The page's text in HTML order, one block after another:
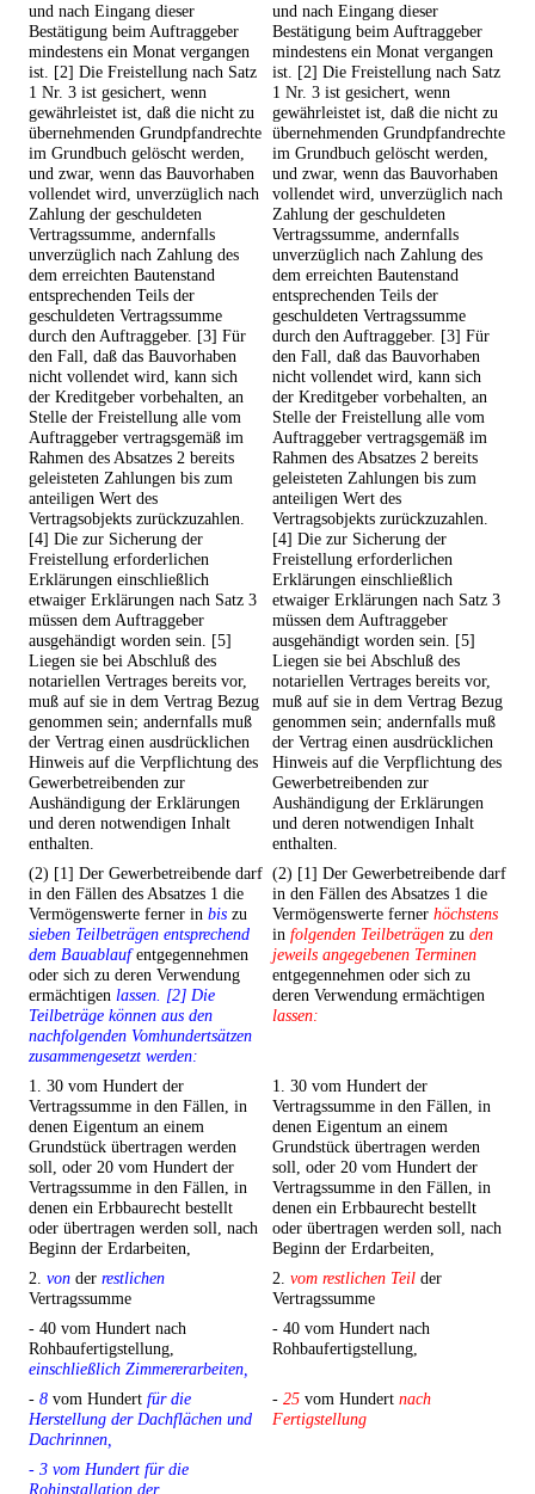
und nach Eingang dieser
Bestätigung beim Auftraggeber
mindestens ein Monat vergangen
ist. [2] Die Freistellung nach Satz
1 Nr. 3 ist gesichert, wenn
gewährleistet ist, daß die nicht zu
übernehmenden Grundpfandrechte
im Grundbuch gelöscht werden,
und zwar, wenn das Bauvorhaben
vollendet wird, unverzüglich nach
Zahlung der geschuldeten
Vertragssumme, andernfalls
unverzüglich nach Zahlung des
dem erreichten Bautenstand
entsprechenden Teils der
geschuldeten Vertragssumme
durch den Auftraggeber. [3] Für
den Fall, daß das Bauvorhaben
nicht vollendet wird, kann sich
der Kreditgeber vorbehalten, an
Stelle der Freistellung alle vom
Auftraggeber vertragsgemäß im
Rahmen des Absatzes 2 bereits
geleisteten Zahlungen bis zum
anteiligen Wert des
Vertragsobjekts zurückzuzahlen.
[4] Die zur Sicherung der
Freistellung erforderlichen
Erklärungen einschließlich
etwaiger Erklärungen nach Satz 3
müssen dem Auftraggeber
ausgehändigt worden sein. [5]
Liegen sie bei Abschluß des
notariellen Vertrages bereits vor,
muß auf sie in dem Vertrag Bezug
genommen sein; andernfalls muß
der Vertrag einen ausdrücklichen
Hinweis auf die Verpflichtung des
Gewerbetreibenden zur
Aushändigung der Erklärungen
und deren notwendigen Inhalt
enthalten.
und nach Eingang dieser
Bestätigung beim Auftraggeber
mindestens ein Monat vergangen
ist. [2] Die Freistellung nach Satz
1 Nr. 3 ist gesichert, wenn
gewährleistet ist, daß die nicht zu
übernehmenden Grundpfandrechte
im Grundbuch gelöscht werden,
und zwar, wenn das Bauvorhaben
vollendet wird, unverzüglich nach
Zahlung der geschuldeten
Vertragssumme, andernfalls
unverzüglich nach Zahlung des
dem erreichten Bautenstand
entsprechenden Teils der
geschuldeten Vertragssumme
durch den Auftraggeber. [3] Für
den Fall, daß das Bauvorhaben
nicht vollendet wird, kann sich
der Kreditgeber vorbehalten, an
Stelle der Freistellung alle vom
Auftraggeber vertragsgemäß im
Rahmen des Absatzes 2 bereits
geleisteten Zahlungen bis zum
anteiligen Wert des
Vertragsobjekts zurückzuzahlen.
[4] Die zur Sicherung der
Freistellung erforderlichen
Erklärungen einschließlich
etwaiger Erklärungen nach Satz 3
müssen dem Auftraggeber
ausgehändigt worden sein. [5]
Liegen sie bei Abschluß des
notariellen Vertrages bereits vor,
muß auf sie in dem Vertrag Bezug
genommen sein; andernfalls muß
der Vertrag einen ausdrücklichen
Hinweis auf die Verpflichtung des
Gewerbetreibenden zur
Aushändigung der Erklärungen
und deren notwendigen Inhalt
enthalten.
(2) [1] Der Gewerbetreibende darf
in den Fällen des Absatzes 1 die
Vermögenswerte ferner in bis zu
sieben Teilbeträgen entsprechend
dem Bauablaufentgegennehmen
oder sich zu deren Verwendung
ermächtigen lassen. [2] Die
Teilbeträge können aus den
nachfolgenden Vomhundertsätzen
zusammengesetzt werden:
(2) [1] Der Gewerbetreibende darf
in den Fällen des Absatzes 1 die
Vermögenswerte ferner höchstens
in folgenden Teilbeträgen zu den
jeweils angegebenen Terminen
entgegennehmen oder sich zu
deren Verwendung ermächtigen
lassen:
1. 30 vom Hundert der
Vertragssumme in den Fällen, in
denen Eigentum an einem
Grundstück übertragen werden
soll, oder 20 vom Hundert der
Vertragssumme in den Fällen, in
denen ein Erbbaurecht bestellt
oder übertragen werden soll, nach
Beginn der Erdarbeiten,
1. 30 vom Hundert der
Vertragssumme in den Fällen, in
denen Eigentum an einem
Grundstück übertragen werden
soll, oder 20 vom Hundert der
Vertragssumme in den Fällen, in
denen ein Erbbaurecht bestellt
oder übertragen werden soll, nach
Beginn der Erdarbeiten,
2. von der restlichen
Vertragssumme
2. vom restlichen Teil der
Vertragssumme
- 40 vom Hundert nach
Rohbaufertigstellung,
einschließlich Zimmererarbeiten,
- 40 vom Hundert nach
Rohbaufertigstellung,
- 8 vom Hundert für die
Herstellung der Dachflächen und
Dachrinnen,
- 25 vom Hundert nach
Fertigstellung
- 3 vom Hundert für die
Rohinstallation der